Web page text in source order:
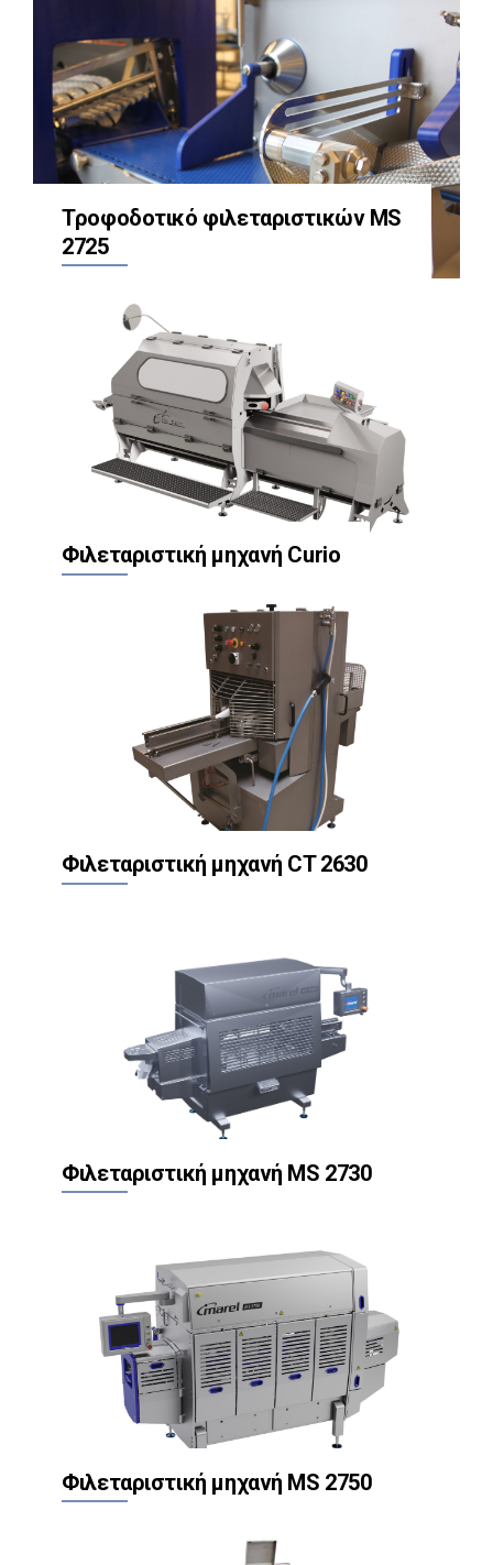
Τροφοδοτικό φιλεταριστικών MS
2725
Φιλεταριστική μηχανή Curio
Φιλεταριστική μηχανή CT 2630
Φιλεταριστική μηχανή MS 2730
Φιλεταριστική μηχανή MS 2750